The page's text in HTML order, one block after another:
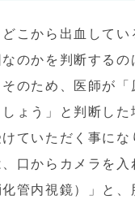
こから出血してい
のかを判断するの
のため、医師が「
ょう」と判断した
ていただく事にな
口からカメラを入
管内視鏡）」と、